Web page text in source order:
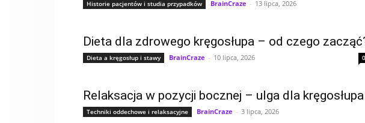
Historie pacjentów i studia przypadków BrainCraze - 13 lipca, 2026
Dieta dla zdrowego kręgosłupa – od czego
Dieta a kręgosłup i stawy BrainCraze - 10 lipca, 2026 0
Relaksacja w pozycji bocznej – ulga dla
Techniki oddechowe i relaksacyjne BrainCraze - 3 lipca, 2026